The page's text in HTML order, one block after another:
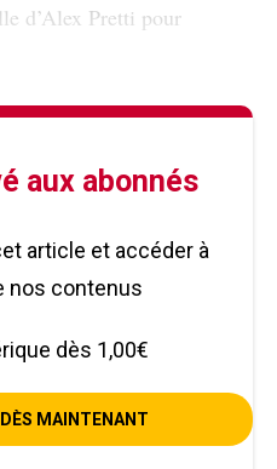
d’Alex Pretti pour
aux abonnés
article et accéder à
nos contenus
dès 1,00€
MAINTENANT